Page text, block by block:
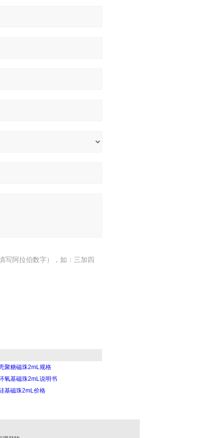
写阿拉伯数字），如：三加四
聚糖磁珠2mL规格
氧基磁珠2mL说明书
基磁珠2mL价格